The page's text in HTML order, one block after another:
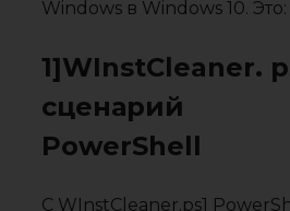
Windows в Windows 10. Это:
1]WInstCleaner.
сценарий
PowerShell
С WInstCleaner.ps1